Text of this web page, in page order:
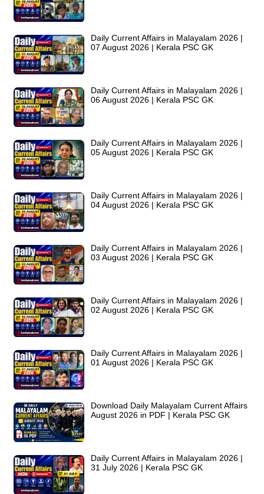
Daily Current Affairs in Malayalam 2026 |
07 August 2026 | Kerala PSC GK
Daily Current Affairs in Malayalam 2026 |
06 August 2026 | Kerala PSC GK
Daily Current Affairs in Malayalam 2026 |
05 August 2026 | Kerala PSC GK
Daily Current Affairs in Malayalam 2026 |
04 August 2026 | Kerala PSC GK
Daily Current Affairs in Malayalam 2026 |
03 August 2026 | Kerala PSC GK
Daily Current Affairs in Malayalam 2026 |
02 August 2026 | Kerala PSC GK
Daily Current Affairs in Malayalam 2026 |
01 August 2026 | Kerala PSC GK
Download Daily Malayalam Current Affairs
August 2026 in PDF | Kerala PSC GK
Daily Current Affairs in Malayalam 2026 |
31 July 2026 | Kerala PSC GK